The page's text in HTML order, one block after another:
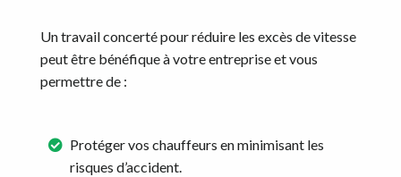
Un travail concerté pour réduire les excès de vitesse
peut être bénéfique à votre entreprise et vous
permettre de :
Protéger vos chauffeurs en minimisant les
risques d’accident.